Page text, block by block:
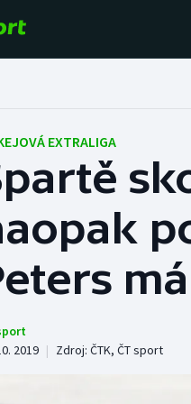
EXTRALIGA
2019 | Zdroj: ČTK, ČT sport